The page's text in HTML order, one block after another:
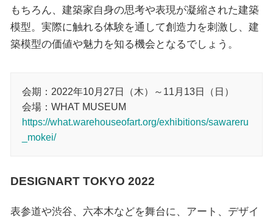
もちろん、建築家自身の思考や表現が凝縮された建築
模型。実際に触れる体験を通して創造力を刺激し、建
築模型の価値や魅力を知る機会となるでしょう。
会期：2022年10月27日（木）～11月13日（日）
会場：WHAT MUSEUM
https://what.warehouseofart.org/exhibitions/sawareru
_mokei/
DESIGNART TOKYO 2022
表参道や渋⾕、六本⽊などを舞台に、アート、デザイ